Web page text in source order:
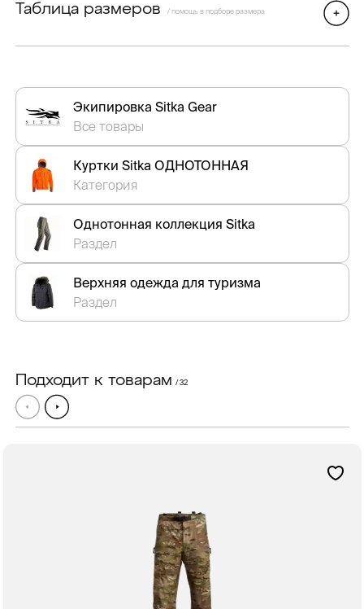
Таблица размеров / помощь в подборе размера
Экипировка Sitka Gear
Все товары
Куртки Sitka ОДНОТОННАЯ
Категория
Однотонная коллекция Sitka
Раздел
Верхняя одежда для туризма
Раздел
Подходит к товарам / 32